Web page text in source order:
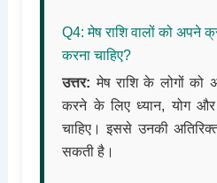
Q4: मेष राशि वालों को अपने
करना चाहिए?
उत्तर: मेष राशि के लोगों को
करने के लिए ध्यान, योग और
चाहिए। इससे उनकी
सकती है।